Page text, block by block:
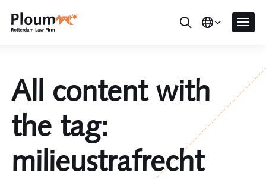
All content with
the tag:
milieustrafrecht